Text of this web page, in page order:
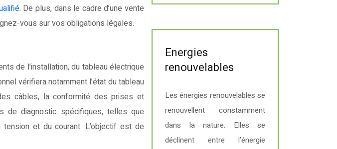
. De plus, dans le cadre d’une vente
vous sur vos obligations légales.
de l’installation, du tableau électrique
vérifiera notamment l’état du tableau
câbles, la conformité des prises et
de diagnostic spécifiques, telles que
et du courant. L’objectif est de
Energies
renouvelables
Les énergies renouvelables se
renouvellent constamment
dans la nature. Elles se
déclinent entre l’énergie